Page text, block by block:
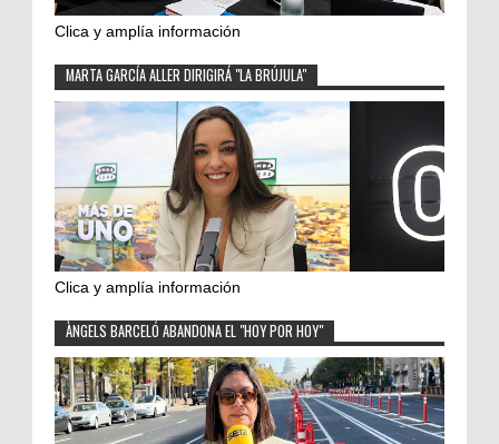
Clica y amplía información
MARTA GARCÍA ALLER DIRIGIRÁ "LA BRÚJULA"
Clica y amplía información
ÀNGELS BARCELÓ ABANDONA EL "HOY POR HOY"